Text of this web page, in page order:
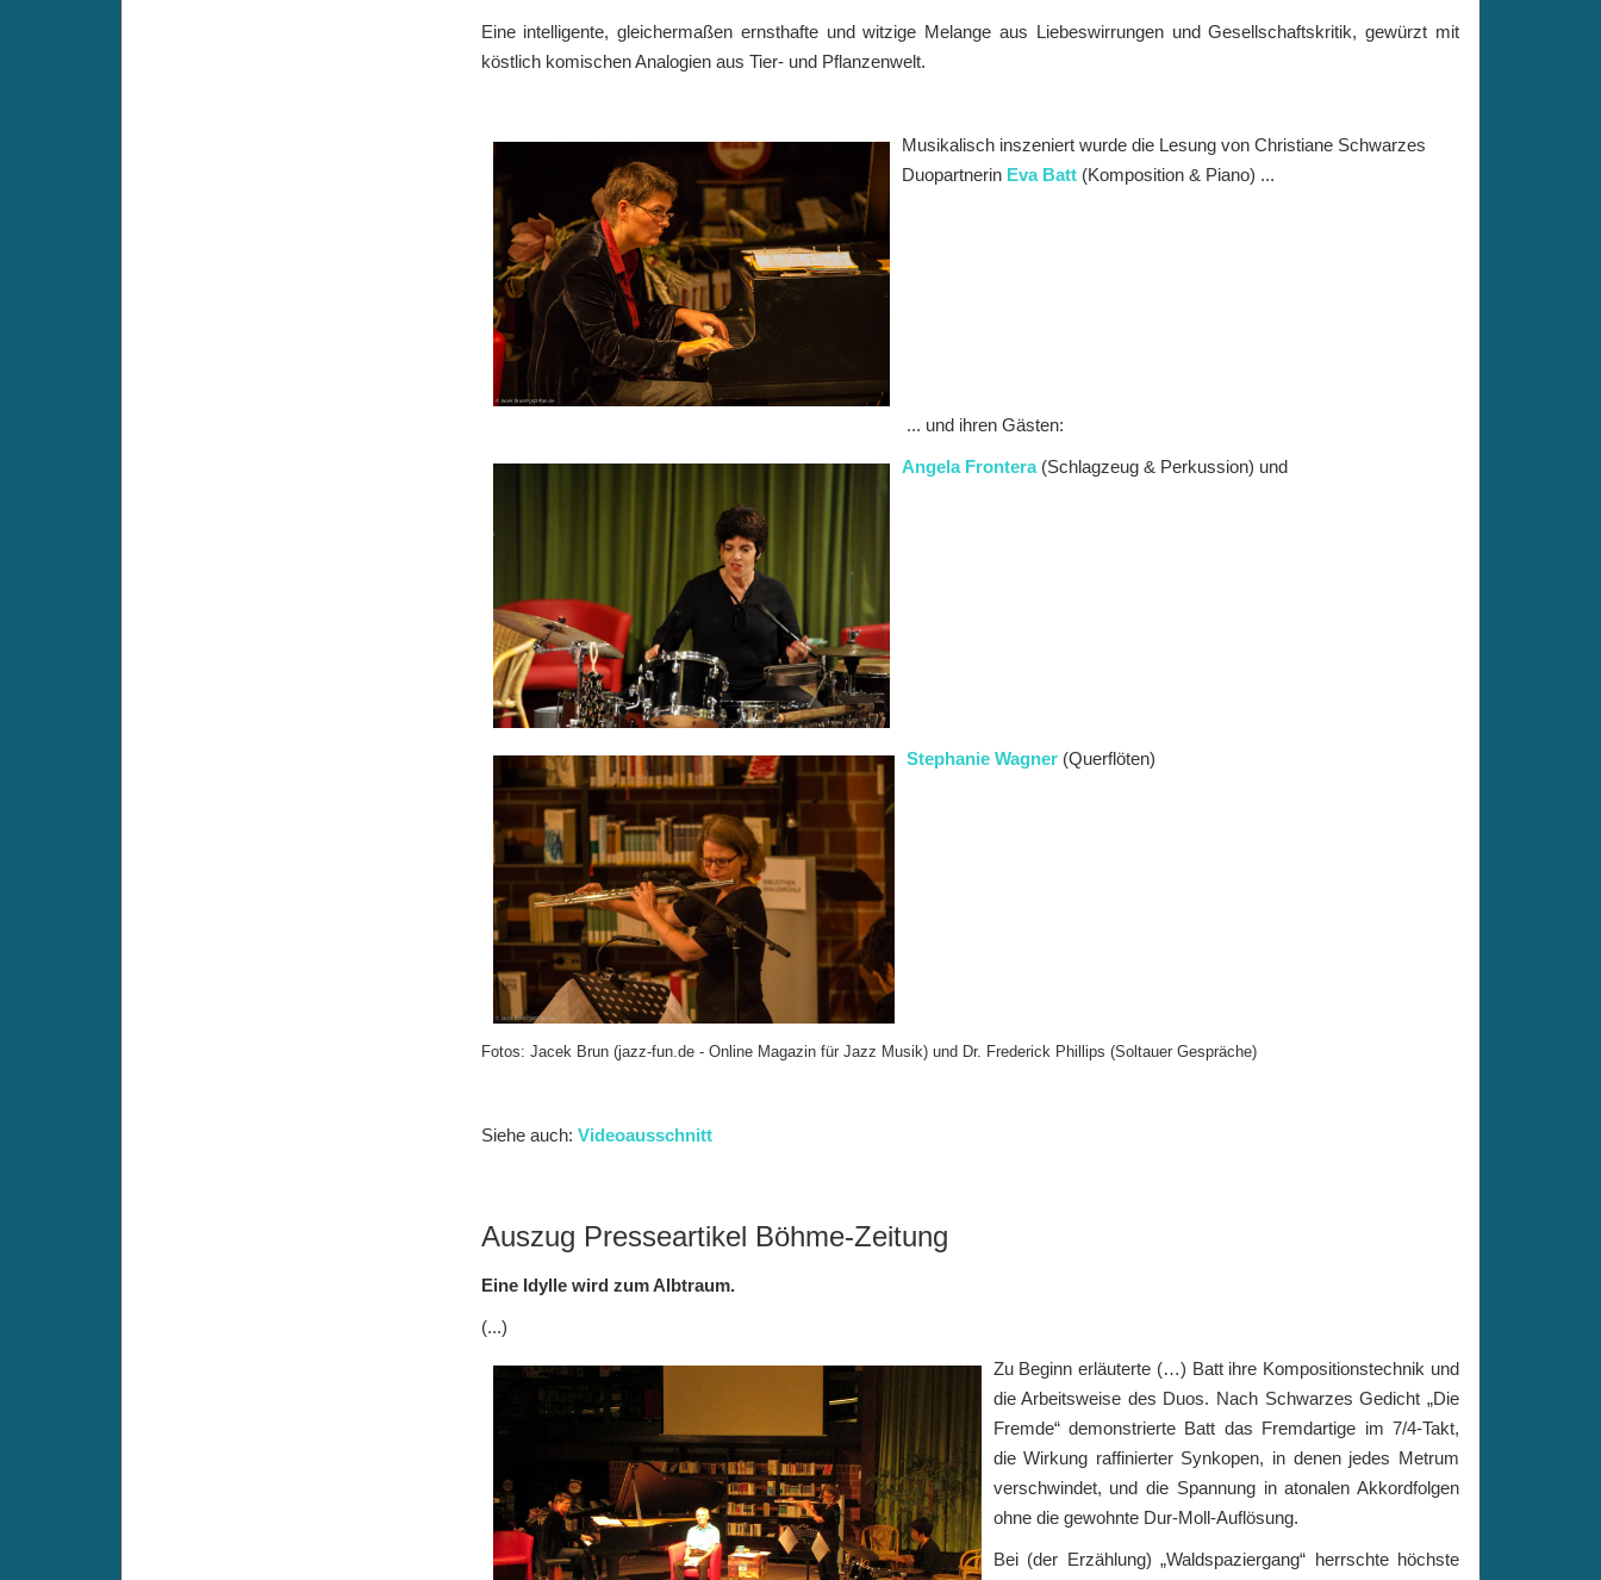
Eine intelligente, gleichermaßen ernsthafte und witzige Melange aus Liebeswirrungen und Gesellschaftskritik, gewürzt mit
köstlich komischen Analogien aus Tier- und Pflanzenwelt.
Musikalisch inszeniert wurde die Lesung von Christiane Schwarzes
Duopartnerin Eva Batt (Komposition & Piano) ...
... und ihren Gästen:
Angela Frontera(Schlagzeug & Perkussion) und
Stephanie Wagner (Querflöten)
Fotos: Jacek Brun (jazz-fun.de - Online Magazin für Jazz Musik) und Dr. Frederick Phillips (Soltauer Gespräche)
Siehe auch: Videoausschnitt
Auszug Presseartikel Böhme-Zeitung
Eine Idylle wird zum Albtraum.
(...)
Zu Beginn erläuterte (…) Batt ihre Kompositionstechnik und
die Arbeitsweise des Duos. Nach Schwarzes Gedicht „Die
Fremde“ demonstrierte Batt das Fremdartige im 7/4-Takt,
die Wirkung raffinierter Synkopen, in denen jedes Metrum
verschwindet, und die Spannung in atonalen Akkordfolgen
ohne die gewohnte Dur-Moll-Auflösung.
Bei (der Erzählung) „Waldspaziergang“ herrschte höchste